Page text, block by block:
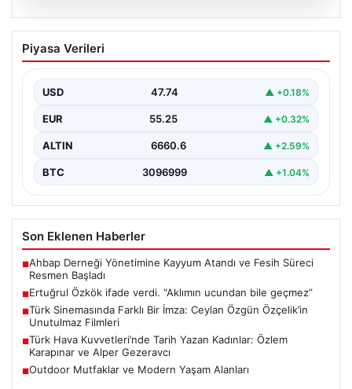
06.08.2026
Ertuğrul Özkök ifade verdi. “Aklımın
ucundan bile geçmez”
Piyasa Verileri
USD 47.74 ▲ +0.18%
EUR 55.25 ▲ +0.32%
ALTIN 6660.6 ▲ +2.59%
BTC 3096999 ▲ +1.04%
Son Eklenen Haberler
■Ahbap Derneği Yönetimine Kayyum Atandı ve Fesih Süreci
Resmen Başladı
■Ertuğrul Özkök ifade verdi. “Aklımın ucundan bile geçmez”
■Türk Sinemasında Farklı Bir İmza: Ceylan Özgün Özçelik’in
Unutulmaz Filmleri
■Türk Hava Kuvvetleri’nde Tarih Yazan Kadınlar: Özlem
Karapınar ve Alper Gezeravcı
■Outdoor Mutfaklar ve Modern Yaşam Alanları